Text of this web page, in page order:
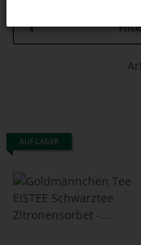
AUF LAGER